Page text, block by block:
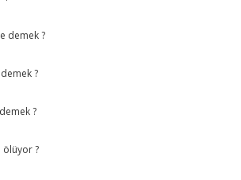
demek ?
?
?
ölüyor ?